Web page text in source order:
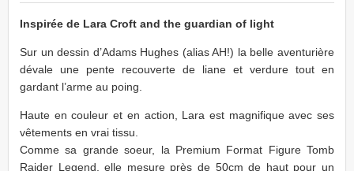
Inspirée de Lara Croft and the guardian of light
Sur un dessin d’Adams Hughes (alias AH!) la belle aventurière
dévale une pente recouverte de liane et verdure tout en
gardant l’arme au poing.
Haute en couleur et en action, Lara est magnifique avec ses
vêtements en vrai tissu.
Comme sa grande soeur, la Premium Format Figure Tomb
Raider Legend, elle mesure près de 50cm de haut pour un